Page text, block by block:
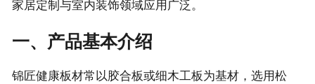
家居定制与室内装饰领域应用广泛。
一、产品基本介绍
锦匠健康板材常以胶合板或细木工板为基材，选用松